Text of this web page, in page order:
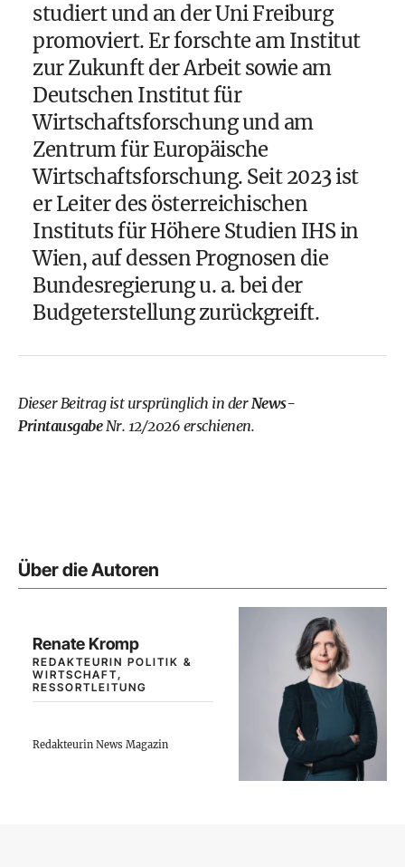
studiert und an der Uni Freiburg
promoviert. Er forschte am Institut
zur Zukunft der Arbeit sowie am
Deutschen Institut für
Wirtschaftsforschung und am
Zentrum für Europäische
Wirtschaftsforschung. Seit 2023 ist
er Leiter des österreichischen
Instituts für Höhere Studien IHS in
Wien, auf dessen Prognosen die
Bundesregierung u. a. bei der
Budgeterstellung zurückgreift.
Dieser Beitrag ist ursprünglich in derNews-
PrintausgabeNr. 12/2026 erschienen.
Über die Autoren
Renate Kromp
REDAKTEURIN POLITIK &
WIRTSCHAFT,
RESSORTLEITUNG
Redakteurin News Magazin